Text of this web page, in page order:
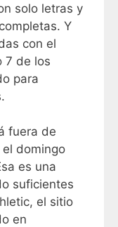
solo letras y
Y
con el
7 de los
para
fuera de
domingo
es una
suficientes
el sitio
en